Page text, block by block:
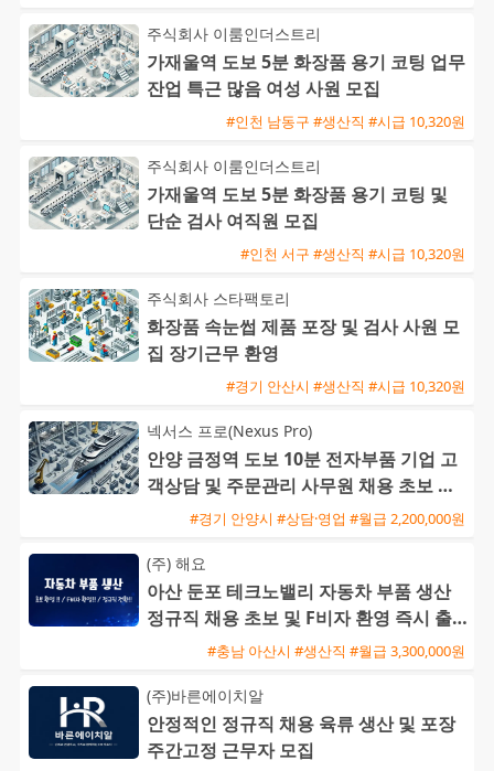
주식회사 이룸인더스트리
가재울역 도보 5분 화장품 용기 코팅 업무
잔업 특근 많음 여성 사원 모집
#인천 남동구 #생산직 #시급 10,320원
주식회사 이룸인더스트리
가재울역 도보 5분 화장품 용기 코팅 및
단순 검사 여직원 모집
#인천 서구 #생산직 #시급 10,320원
주식회사 스타팩토리
화장품 속눈썹 제품 포장 및 검사 사원 모
집 장기근무 환영
#경기 안산시 #생산직 #시급 10,320원
넥서스 프로(Nexus Pro)
안양 금정역 도보 10분 전자부품 기업 고
객상담 및 주문관리 사무원 채용 초보 가
#경기 안양시 #상담·영업 #월급 2,200,000원
(주) 해요
아산 둔포 테크노밸리 자동차 부품 생산
정규직 채용 초보 및 F비자 환영 즉시 출
#충남 아산시 #생산직 #월급 3,300,000원
(주)바른에이치알
안정적인 정규직 채용 육류 생산 및 포장
주간고정 근무자 모집